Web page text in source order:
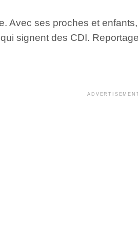
Avec ses proches et enfants,
signent des CDI.